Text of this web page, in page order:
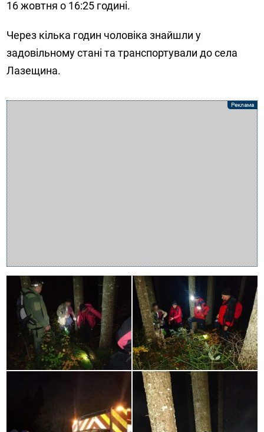
16 жовтня о 16:25 годині.
Через кілька годин чоловіка знайшли у
задовільному стані та транспортували до села
Лазещина.